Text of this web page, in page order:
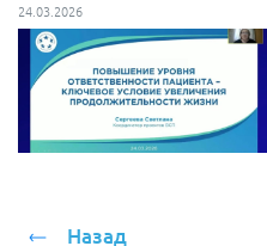
24.03.2026
Назад